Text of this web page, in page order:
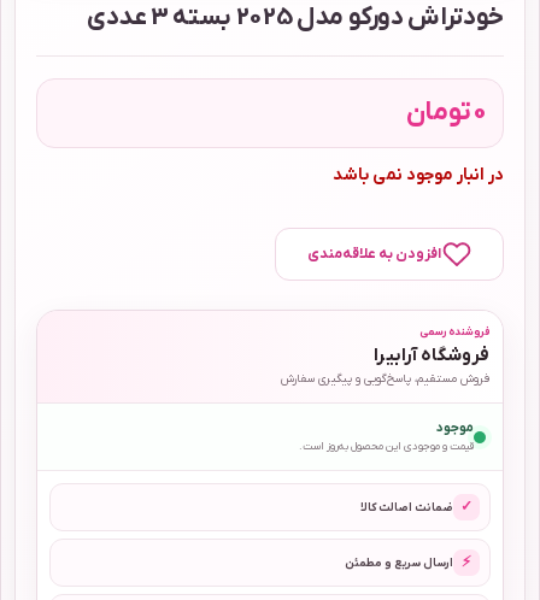
خودتراش دورکو مدل 2025 بسته 3 عددی
0تومان
در انبار موجود نمی باشد
افزودن به علاقه‌مندی
فروشنده رسمی
فروشگاه آرابیرا
فروش مستقیم، پاسخ‌گویی و پیگیری سفارش
موجود
قیمت و موجودی این محصول به‌روز است.
✓ ضمانت اصالت کالا
⚡ ارسال سریع و مطمئن